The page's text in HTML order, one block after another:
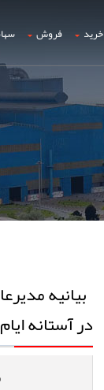
خرید فروش
بیانیه
در آستانه
بسم ربّ